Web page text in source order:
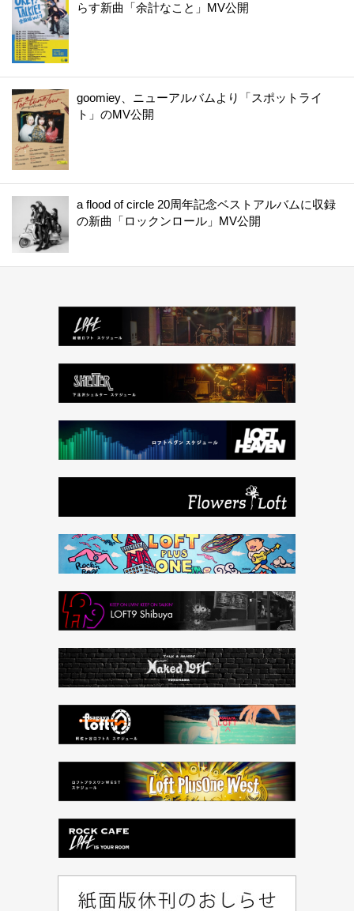
らす新曲「余計なこと」MV公開
goomiey、ニューアルバムより「スポットライ
ト」のMV公開
a flood of circle 20周年記念ベストアルバムに収録
の新曲「ロックンロール」MV公開